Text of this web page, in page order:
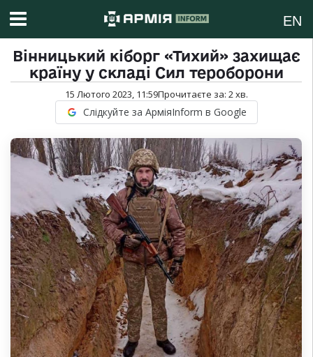
EN
Вінницький кіборг «Тихий» захищає
країну у складі Сил тероборони
15 Лютого 2023, 11:59Прочитаєте за: 2хв.
Слідкуйте за АрміяInform в Google